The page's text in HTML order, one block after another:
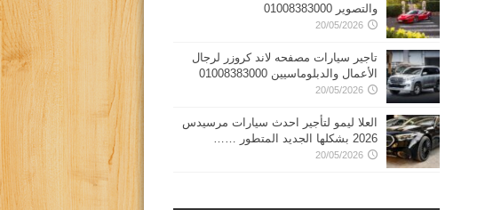
والتصوير 01008383000
20/05/2026
تاجير سيارات مصفحه لاند كروزر لرجال
الأعمال والدبلوماسيين 01008383000
20/05/2026
العلا ليمو لتأجير احدث سيارات مرسيدس
2026 بشكلها الجديد المتطور ……
20/05/2026